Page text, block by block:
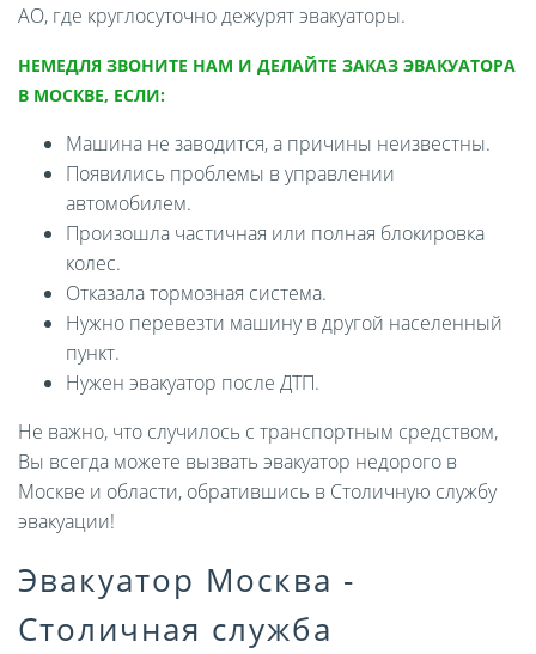
АО, где круглосуточно дежурят эвакуаторы.
НЕМЕДЛЯ ЗВОНИТЕ НАМ И ДЕЛАЙТЕ ЗАКАЗ ЭВАКУАТОРА
В МОСКВЕ, ЕСЛИ:
Машина не заводится, а причины неизвестны.
Появились проблемы в управлении
автомобилем.
Произошла частичная или полная блокировка
колес.
Отказала тормозная система.
Нужно перевезти машину в другой населенный
пункт.
Нужен эвакуатор после ДТП.
Не важно, что случилось с транспортным средством,
Вы всегда можете вызвать эвакуатор недорого в
Москве и области, обратившись в Столичную службу
эвакуации!
Эвакуатор Москва -
Столичная служба